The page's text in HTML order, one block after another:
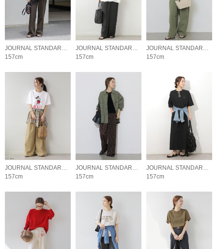
JOURNAL STANDARD relume LADYS
157cm
JOURNAL STANDARD relume LADYS
157cm
JOURNAL STANDARD relume LADYS
157cm
JOURNAL STANDARD relume LADYS
157cm
JOURNAL STANDARD relume LADYS
157cm
JOURNAL STANDARD relume LADYS
157cm